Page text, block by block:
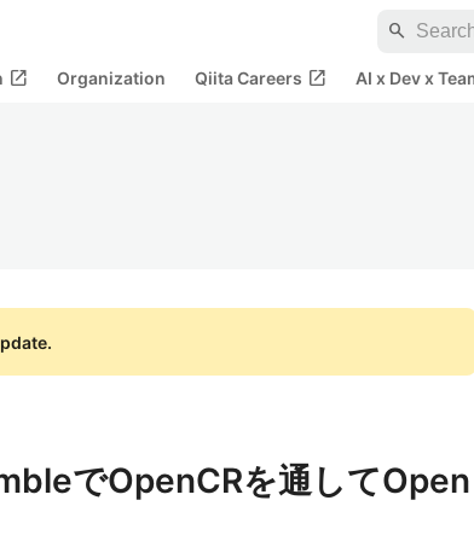
search
open_in_new Organization Qiita Careers open_in_new AI x Dev x
でOpenCRを通してOpen